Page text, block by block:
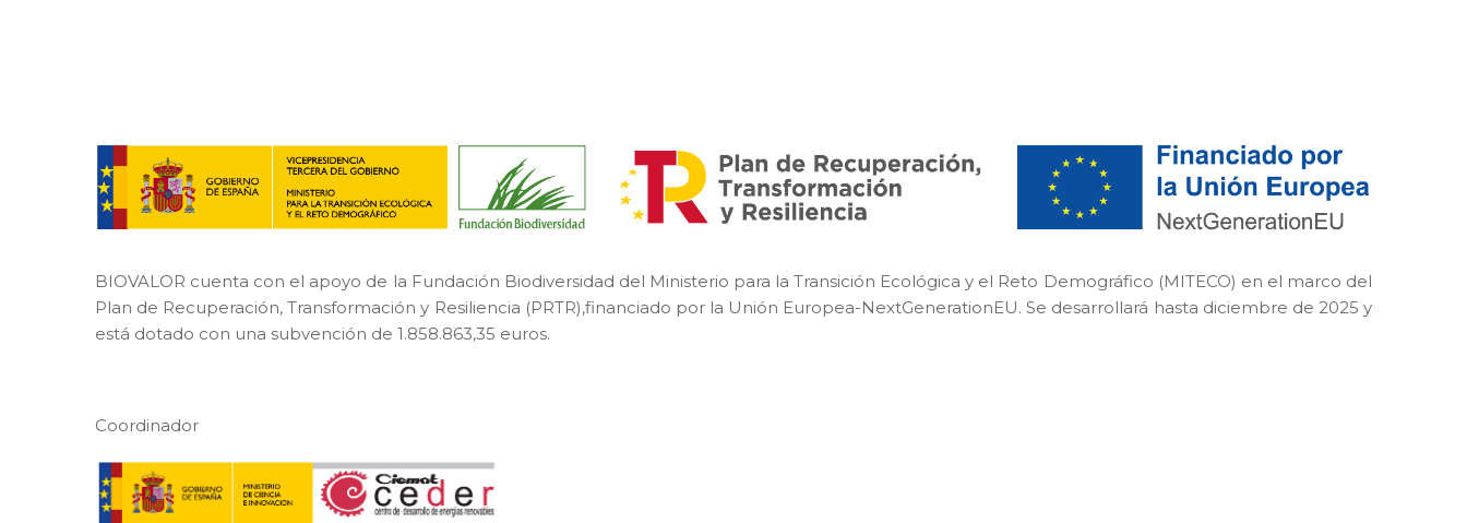
BIOVALOR cuenta con el apoyo de la Fundación Biodiversidad del Ministerio para la Transición Ecológica y el Reto Demográfico (MITECO) en el marco del
Plan de Recuperación, Transformación y Resiliencia (PRTR),financiado por la Unión Europea-NextGenerationEU. Se desarrollará hasta diciembre de 2025 y
está dotado con una subvención de 1.858.863,35 euros.
Coordinador